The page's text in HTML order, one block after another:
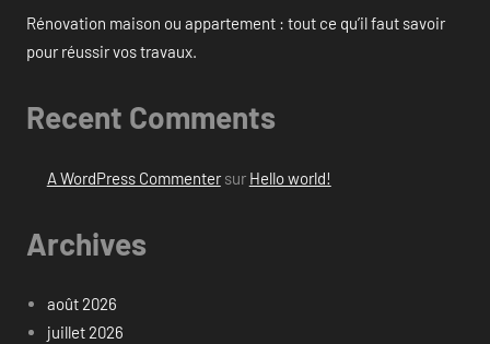
Rénovation maison ou appartement : tout ce qu’il faut savoir
pour réussir vos travaux.
Recent Comments
A WordPress Commentersur Hello world!
Archives
août 2026
juillet 2026